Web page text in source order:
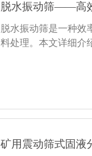
脱水振动筛——高
脱水振动筛是一种效
料处理。本文详细介
矿用震动筛式固液